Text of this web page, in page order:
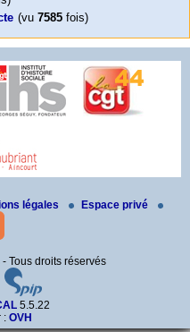
(vu 7585 fois)
légales Espace privé
Tous droits réservés
5.5.22
: OVH